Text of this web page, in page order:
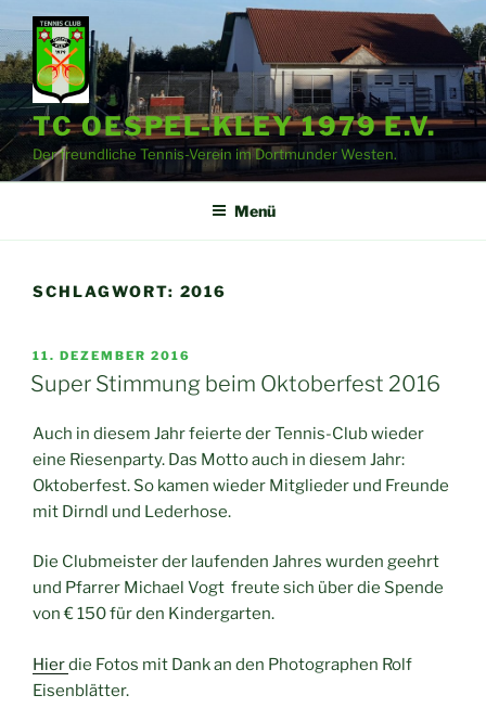
Zum
Inhalt
springen
TC OESPEL-KLEY 1979 E.V.
Der freundliche Tennis-Verein im Dortmunder Westen.
Menü
SCHLAGWORT: 2016
VERÖFFENTLICHT
AM
11. DEZEMBER 2016
Super Stimmung beim Oktoberfest 2016
Auch in diesem Jahr feierte der Tennis-Club wieder
eine Riesenparty. Das Motto auch in diesem Jahr:
Oktoberfest. So kamen wieder Mitglieder und Freunde
mit Dirndl und Lederhose.
Die Clubmeister der laufenden Jahres wurden geehrt
und Pfarrer Michael Vogt freute sich über die Spende
von € 150 für den Kindergarten.
Hierdie Fotos mit Dank an den Photographen Rolf
Eisenblätter.